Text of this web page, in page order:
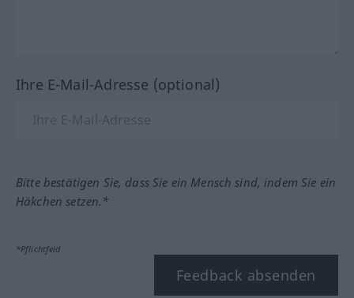
Ihre E-Mail-Adresse (optional)
Bitte bestätigen Sie, dass Sie ein Mensch sind, indem Sie ein
Häkchen setzen.*
*Pflichtfeld
Feedback absenden